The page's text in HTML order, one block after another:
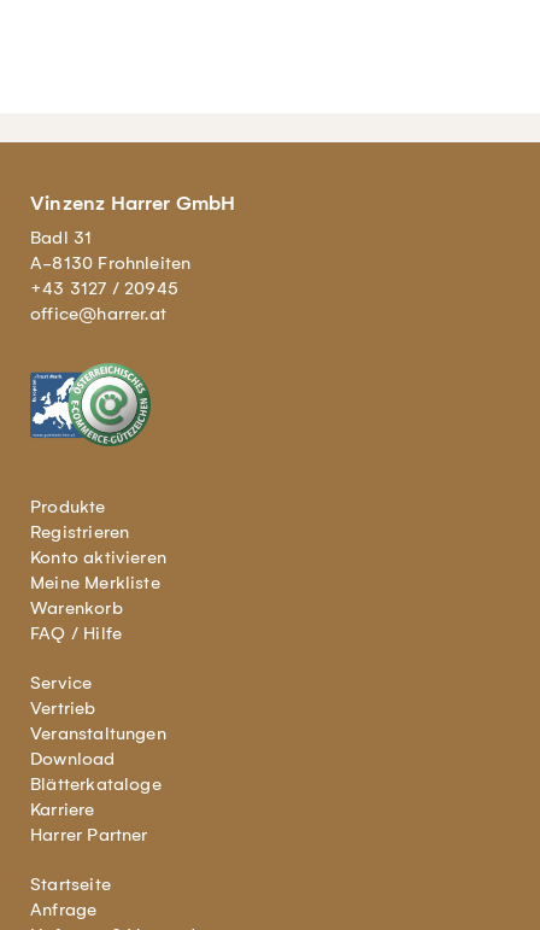
Vinzenz Harrer GmbH
Badl 31
A-8130 Frohnleiten
+43 3127 / 20945
office@harrer.at
Produkte
Registrieren
Konto aktivieren
Meine Merkliste
Warenkorb
FAQ / Hilfe
Service
Vertrieb
Veranstaltungen
Download
Blätterkataloge
Karriere
Harrer Partner
Startseite
Anfrage